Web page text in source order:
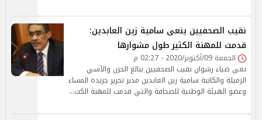
نقيب الصحفيين ينعى سامية زين العابدين:
قدمت للمهنة الكثير طول مشوارها
الجمعة 09/أكتوبر/2020 - 02:27 م
نعى ضياء رشوان نقيب الصحفيين ببالغ الحزن والآسي
الزميلة والكاتبة سامية زين العابدين مدير تحرير جريدة المساء
وعضو الهيئة الوطنية للصحافة والتي قدمت للمهنة الكث…